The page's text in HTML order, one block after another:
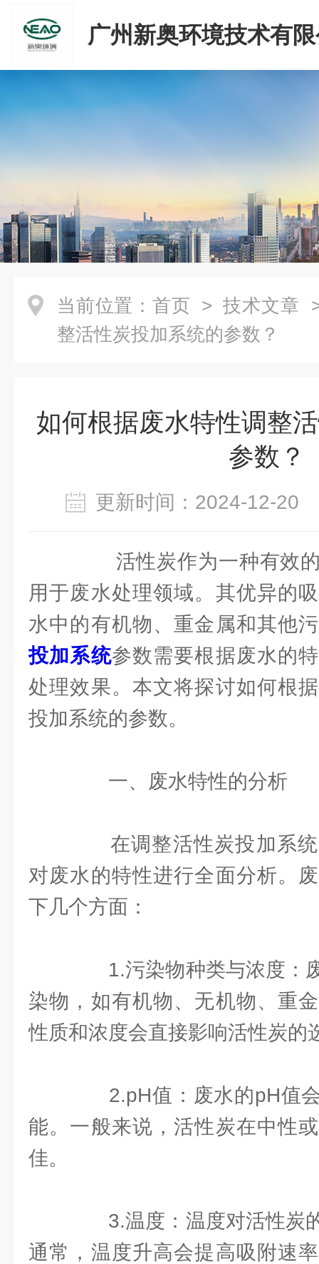
广州新奥环境技术有
当前位置： 首页 > 技术文章
整活性炭投加系统的参数？
如何根据废水特性调整
参数？
更新时间：2024-12-
活性炭作为一种有效的
用于废水处理领域。其优异的
水中的有机物、重金属和其他
投加系统参数需要根据废水的
处理效果。本文将探讨如何根
投加系统的参数。
一、废水特性的分析
在调整活性炭投加系统
对废水的特性进行全面分析。
下几个方面：
1.污染物种类与浓度：
染物，如有机物、无机物、重
性质和浓度会直接影响活性炭的
2.pH值：废水的pH值会
能。一般来说，活性炭在中性
佳。
3.温度：温度对活性炭
通常，温度升高会提高吸附速